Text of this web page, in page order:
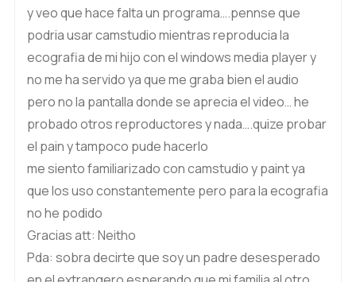
y veo que hace falta un programa….pennse que
podria usar camstudio mientras reproducia la
ecografia de mi hijo con el windows media player y
no me ha servido ya que me graba bien el audio
pero no la pantalla donde se aprecia el video… he
probado otros reproductores y nada….quize probar
el pain y tampoco pude hacerlo
me siento familiarizado con camstudio y paint ya
que los uso constantemente pero para la ecografia
no he podido
Gracias att: Neitho
Pda: sobra decirte que soy un padre desesperado